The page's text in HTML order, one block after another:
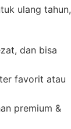
ulang tahun,
dan bisa
favorit atau
premium &